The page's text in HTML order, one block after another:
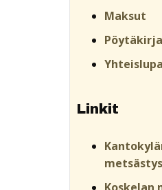
Maksut
Linkit